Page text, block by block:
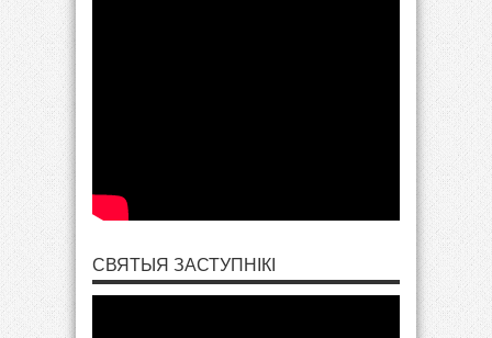
СВЯТЫЯ ЗАСТУПНІКІ